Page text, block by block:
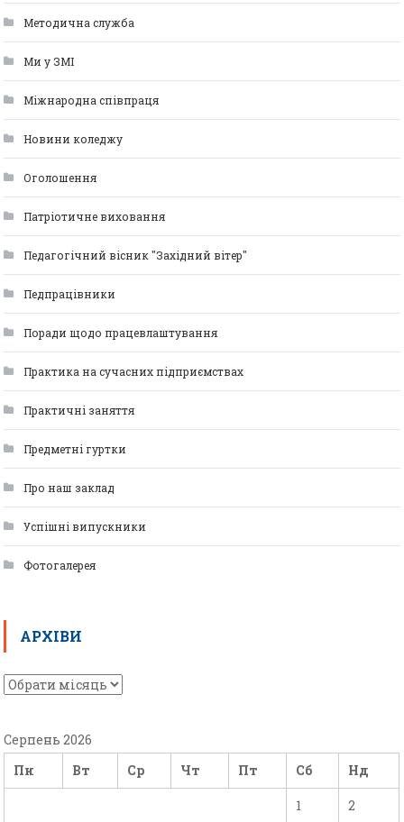
Методична служба
Ми у ЗМІ
Міжнародна співпраця
Новини коледжу
Оголошення
Патріотичне виховання
Педагогічний вісник "Західний вітер"
Педпрацівники
Поради щодо працевлаштування
Практика на сучасних підприємствах
Практичні заняття
Предметні гуртки
Про наш заклад
Успішні випускники
Фотогалерея
АРХІВИ
Серпень 2026
Пн
Вт Ср Чт Пт Сб Нд
1 2